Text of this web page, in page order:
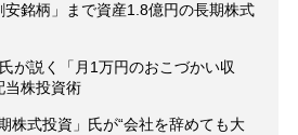
銘柄」まで資産1.8億円の長期株式
が説く「月1万円のおこづかい収
当株投資術
株式投資」氏が“会社を辞めても大